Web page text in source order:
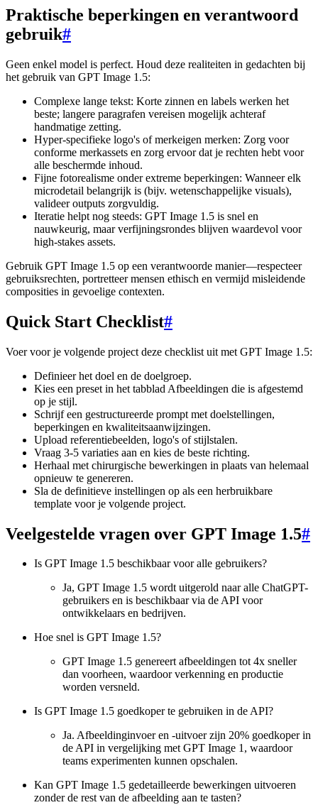
Praktische beperkingen en verantwoord
gebruik#
Geen enkel model is perfect. Houd deze realiteiten in gedachten bij
het gebruik van GPT Image 1.5:
Complexe lange tekst: Korte zinnen en labels werken het
beste; langere paragrafen vereisen mogelijk achteraf
handmatige zetting.
Hyper-specifieke logo's of merkeigen merken: Zorg voor
conforme merkassets en zorg ervoor dat je rechten hebt voor
alle beschermde inhoud.
Fijne fotorealisme onder extreme beperkingen: Wanneer elk
microdetail belangrijk is (bijv. wetenschappelijke visuals),
valideer outputs zorgvuldig.
Iteratie helpt nog steeds: GPT Image 1.5 is snel en
nauwkeurig, maar verfijningsrondes blijven waardevol voor
high-stakes assets.
Gebruik GPT Image 1.5 op een verantwoorde manier—respecteer
gebruiksrechten, portretteer mensen ethisch en vermijd misleidende
composities in gevoelige contexten.
Quick Start Checklist#
Voer voor je volgende project deze checklist uit met GPT Image 1.5:
Definieer het doel en de doelgroep.
Kies een preset in het tabblad Afbeeldingen die is afgestemd
op je stijl.
Schrijf een gestructureerde prompt met doelstellingen,
beperkingen en kwaliteitsaanwijzingen.
Upload referentiebeelden, logo's of stijlstalen.
Vraag 3-5 variaties aan en kies de beste richting.
Herhaal met chirurgische bewerkingen in plaats van helemaal
opnieuw te genereren.
Sla de definitieve instellingen op als een herbruikbare
template voor je volgende project.
Veelgestelde vragen over GPT Image 1.5#
Is GPT Image 1.5 beschikbaar voor alle gebruikers?
Ja, GPT Image 1.5 wordt uitgerold naar alle ChatGPT-
gebruikers en is beschikbaar via de API voor
ontwikkelaars en bedrijven.
Hoe snel is GPT Image 1.5?
GPT Image 1.5 genereert afbeeldingen tot 4x sneller
dan voorheen, waardoor verkenning en productie
worden versneld.
Is GPT Image 1.5 goedkoper te gebruiken in de API?
Ja. Afbeeldinginvoer en -uitvoer zijn 20% goedkoper in
de API in vergelijking met GPT Image 1, waardoor
teams experimenten kunnen opschalen.
Kan GPT Image 1.5 gedetailleerde bewerkingen uitvoeren
zonder de rest van de afbeelding aan te tasten?